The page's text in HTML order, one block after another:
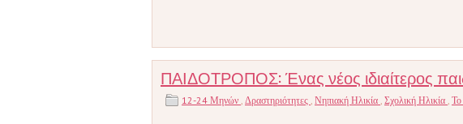
ΠΑΙΔΟΤΡΟΠΟΣ: Ένας νέος ιδιαίτερος
12-24 Μηνών , Δραστηριότητες , Νηπιακή Ηλικία , Σχολική Ηλικία , Το